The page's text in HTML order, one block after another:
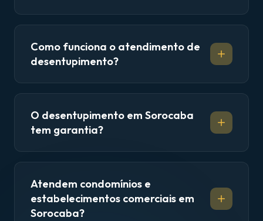
Como funciona o atendimento de
desentupimento?
O desentupimento em Sorocaba
tem garantia?
Atendem condomínios e
estabelecimentos comerciais em
Sorocaba?